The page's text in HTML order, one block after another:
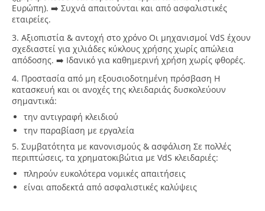
Ευρώπη). ➡️ Συχνά απαιτούνται και από ασφαλιστικές
εταιρείες.
3. Αξιοπιστία & αντοχή στο χρόνο Οι μηχανισμοί VdS έχουν
σχεδιαστεί για χιλιάδες κύκλους χρήσης χωρίς απώλεια
απόδοσης. ➡️ Ιδανικό για καθημερινή χρήση χωρίς φθορές.
4. Προστασία από μη εξουσιοδοτημένη πρόσβαση Η
κατασκευή και οι ανοχές της κλειδαριάς δυσκολεύουν
σημαντικά:
την αντιγραφή κλειδιού
την παραβίαση με εργαλεία
5. Συμβατότητα με κανονισμούς & ασφάλιση Σε πολλές
περιπτώσεις, τα χρηματοκιβώτια με VdS κλειδαριές:
πληρούν ευκολότερα νομικές απαιτήσεις
είναι αποδεκτά από ασφαλιστικές καλύψεις